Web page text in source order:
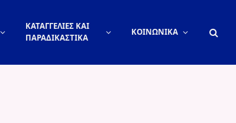
ΚΑΤΑΓΓΕΛΙΕΣ ΚΑΙ
ΠΑΡΑΔΙΚΑΣΤΙΚΑ
ΚΟΙΝΩΝΙΚΑ